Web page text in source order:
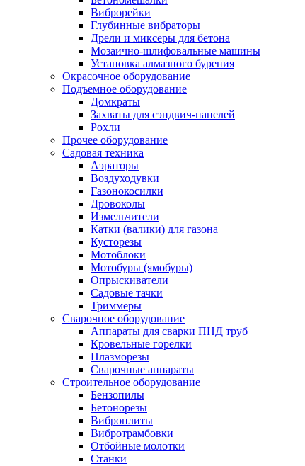
Виброрейки
Глубинные вибраторы
Дрели и миксеры для бетона
Мозаично-шлифовальные машины
Установка алмазного бурения
Окрасочное оборудование
Подъемное оборудование
Домкраты
Захваты для сэндвич-панелей
Рохли
Прочее оборудование
Садовая техника
Аэраторы
Воздуходувки
Газонокосилки
Дровоколы
Измельчители
Катки (валики) для газона
Кусторезы
Мотоблоки
Мотобуры (ямобуры)
Опрыскиватели
Садовые тачки
Триммеры
Сварочное оборудование
Аппараты для сварки ПНД труб
Кровельные горелки
Плазморезы
Сварочные аппараты
Строительное оборудование
Бензопилы
Бетонорезы
Виброплиты
Вибротрамбовки
Отбойные молотки
Станки